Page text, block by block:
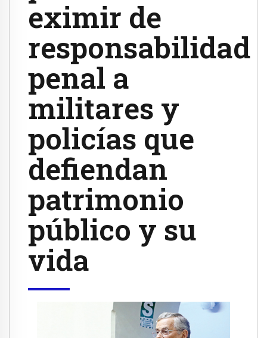
eximir de
responsabilidad
penal a
militares y
policías que
defiendan
patrimonio
público y su
vida